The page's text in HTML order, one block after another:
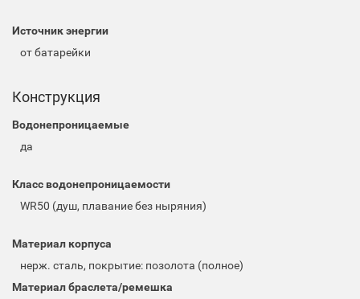
Источник энергии
от батарейки
Конструкция
Водонепроницаемые
да
Класс водонепроницаемости
WR50 (душ, плавание без ныряния)
Материал корпуса
нерж. сталь, покрытие: позолота (полное)
Материал браслета/ремешка